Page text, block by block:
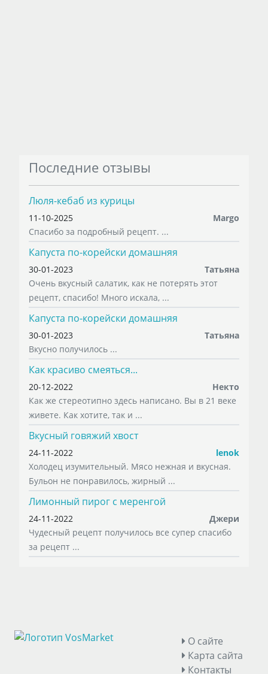
Последние отзывы
Люля-кебаб из курицы
11-10-2025
Margo
Спасибо за подробный рецепт. ...
Капуста по-корейски домашняя
30-01-2023
Татьяна
Очень вкусный салатик, как не потерять этот
рецепт, спасибо! Много искала, ...
Капуста по-корейски домашняя
30-01-2023
Татьяна
Вкусно получилось ...
Как красиво смеяться...
20-12-2022
Некто
Как же стереотипно здесь написано. Вы в 21 веке
живете. Как хотите, так и ...
Вкусный говяжий хвост
24-11-2022
lenok
Холодец изумительный. Мясо нежная и вкусная.
Бульон не понравилось, жирный ...
Лимонный пирог с меренгой
24-11-2022
Джери
Чудесный рецепт получилось все супер спасибо
за рецепт ...
О сайте
Карта сайта
Контакты